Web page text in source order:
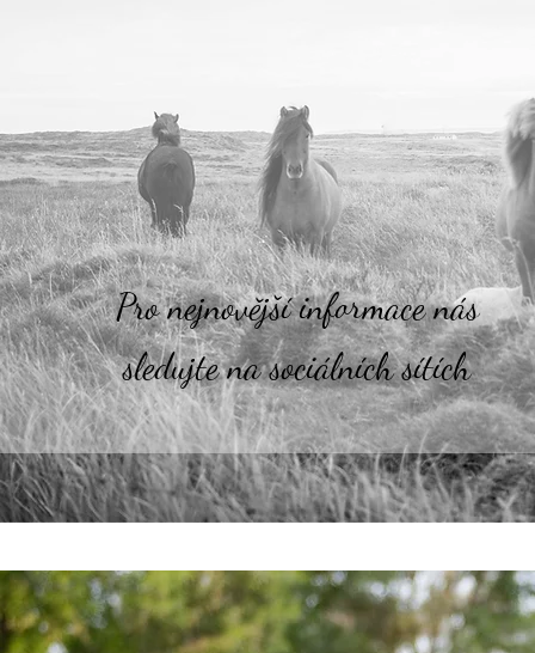
Pro nejnovější informace nás
sledujte na sociálních sítích